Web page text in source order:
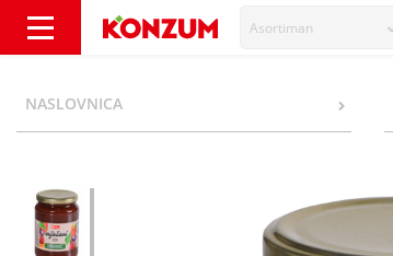
Asortiman
NASLOVNICA